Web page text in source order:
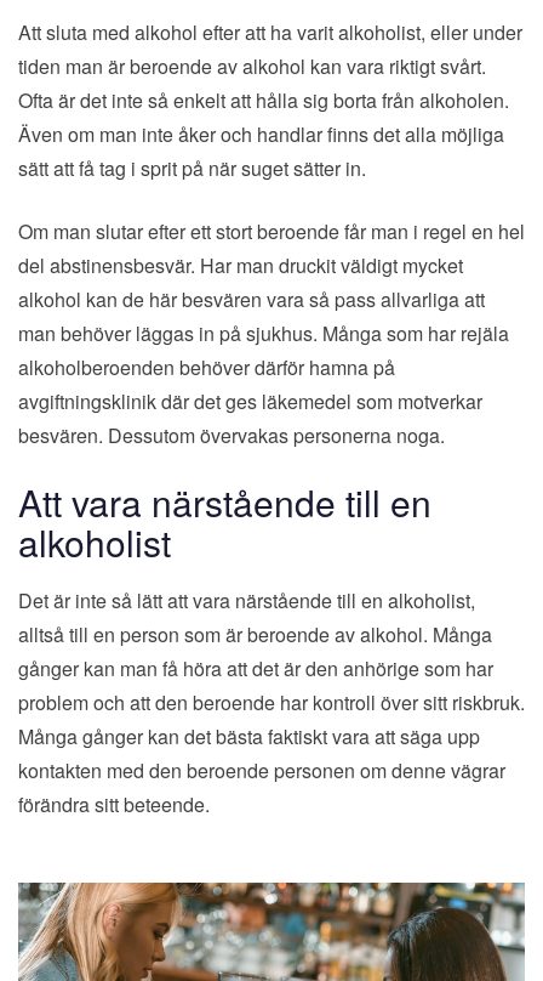
Att sluta med alkohol efter att ha varit alkoholist, eller under
tiden man är beroende av alkohol kan vara riktigt svårt.
Ofta är det inte så enkelt att hålla sig borta från alkoholen.
Även om man inte åker och handlar finns det alla möjliga
sätt att få tag i sprit på när suget sätter in.
Om man slutar efter ett stort beroende får man i regel en hel
del abstinensbesvär. Har man druckit väldigt mycket
alkohol kan de här besvären vara så pass allvarliga att
man behöver läggas in på sjukhus. Många som har rejäla
alkoholberoenden behöver därför hamna på
avgiftningsklinik där det ges läkemedel som motverkar
besvären. Dessutom övervakas personerna noga.
Att vara närstående till en
alkoholist
Det är inte så lätt att vara närstående till en alkoholist,
alltså till en person som är beroende av alkohol. Många
gånger kan man få höra att det är den anhörige som har
problem och att den beroende har kontroll över sitt riskbruk.
Många gånger kan det bästa faktiskt vara att säga upp
kontakten med den beroende personen om denne vägrar
förändra sitt beteende.